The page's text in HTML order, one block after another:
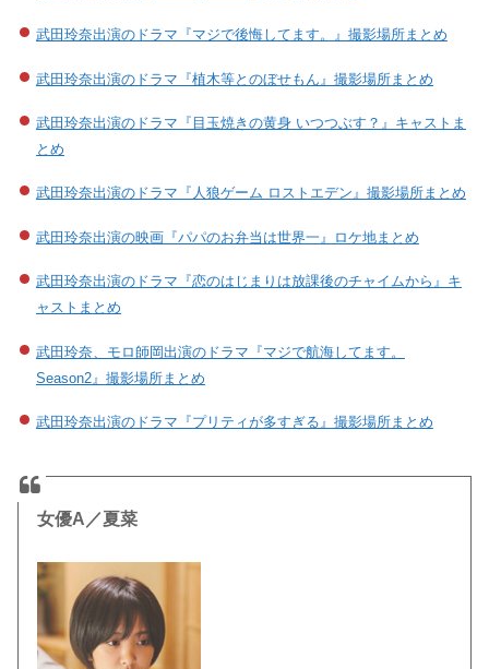
武田玲奈出演のドラマ『マジで後悔してます。』撮影場所まとめ
武田玲奈出演のドラマ『植木等とのぼせもん』撮影場所まとめ
武田玲奈出演のドラマ『目玉焼きの黄身 いつつぶす？』キャストま
とめ
武田玲奈出演のドラマ『人狼ゲーム ロストエデン』撮影場所まとめ
武田玲奈出演の映画『パパのお弁当は世界一』ロケ地まとめ
武田玲奈出演のドラマ『恋のはじまりは放課後のチャイムから』キ
ャストまとめ
武田玲奈、モロ師岡出演のドラマ『マジで航海してます。
Season2』撮影場所まとめ
武田玲奈出演のドラマ『プリティが多すぎる』撮影場所まとめ
女優A／夏菜